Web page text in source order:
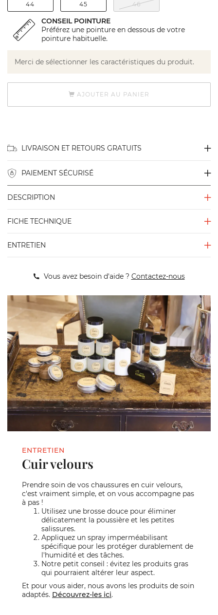
44 45 46
CONSEIL POINTURE
Préférez une pointure en dessous de votre
pointure habituelle.
Merci de sélectionner les caractéristiques du produit.
AJOUTER AU PANIER
LIVRAISON ET RETOURS GRATUITS
PAIEMENT SÉCURISÉ
DESCRIPTION
FICHE TECHNIQUE
ENTRETIEN
Vous avez besoin d'aide ? Contactez-nous
ENTRETIEN
Cuir velours
Prendre soin de vos chaussures en cuir velours,
c'est vraiment simple, et on vous accompagne pas
à pas !
Utilisez une brosse douce pour éliminer
délicatement la poussière et les petites
salissures.
Appliquez un spray imperméabilisant
spécifique pour les protéger durablement de
l'humidité et des tâches.
Notre petit conseil : évitez les produits gras
qui pourraient altérer leur aspect.
Et pour vous aider, nous avons les produits de soin
adaptés. Découvrez-les ici.